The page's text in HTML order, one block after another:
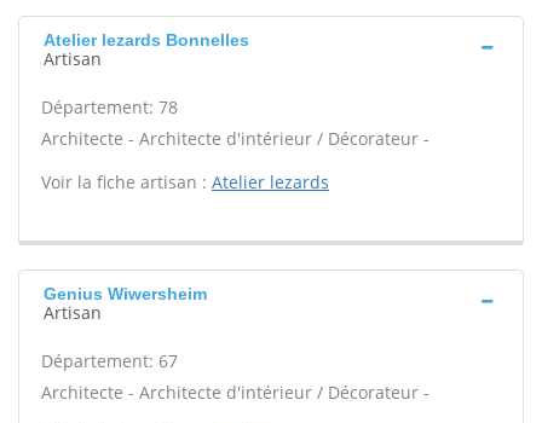
Atelier lezards Bonnelles
Artisan
Département: 78
Architecte - Architecte d'intérieur / Décorateur -
Voir la fiche artisan : Atelier lezards
Genius Wiwersheim
Artisan
Département: 67
Architecte - Architecte d'intérieur / Décorateur -